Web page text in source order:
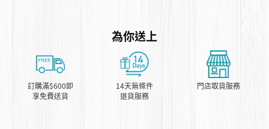
為你送上
訂購滿$600即
享免費送貨
14天無條件
退貨服務
門店取貨服務